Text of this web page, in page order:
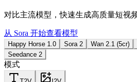
对比主流模型，快速生成高质量短视频
从 Sora 开始查看模型
Happy Horse 1.0 Sora 2 Wan 2.1 (5cr)
Seedance 2
模式